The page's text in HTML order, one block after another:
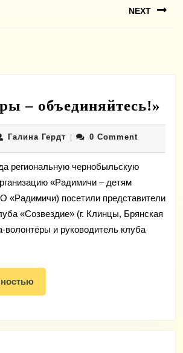
NEXT
– объединяйтесь!»
–
Галина ГердтГалина
| 0 Comment
региональную чернобыльскую
«Радимичи – детям
«Радимичи) посетили представители
«Созвездие» (г. Клинцы, Брянская
волонтёры и руководитель клуба
показать
полностью